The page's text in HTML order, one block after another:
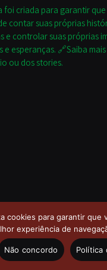
cookies para garantir que
experiência de
Não concordo Política